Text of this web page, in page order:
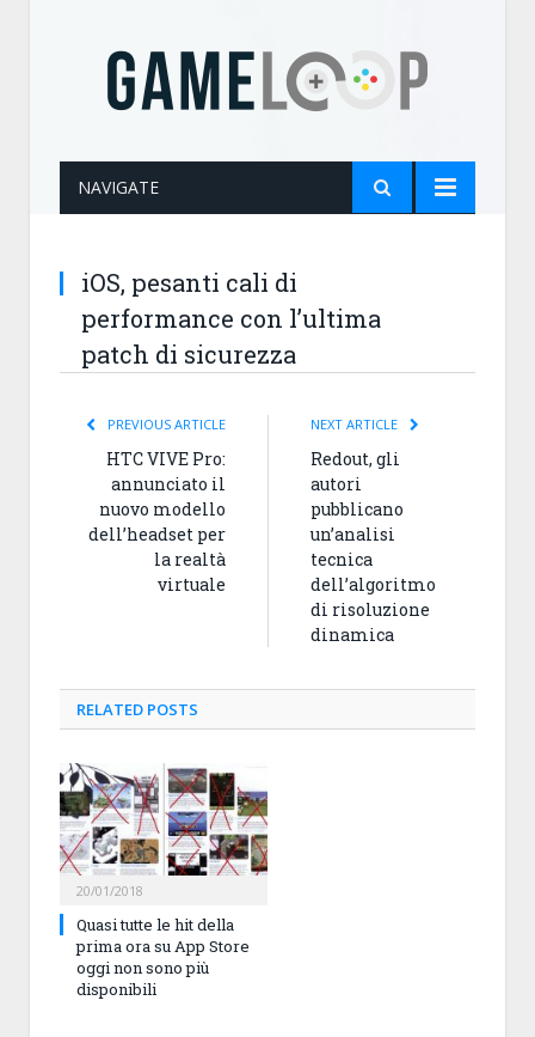
NAVIGATE
iOS, pesanti cali di
performance con l’ultima
patch di sicurezza
PREVIOUS ARTICLE
HTC VIVE Pro:
annunciato il
nuovo modello
dell’headset per
la realtà
virtuale
NEXT ARTICLE
Redout, gli
autori
pubblicano
un’analisi
tecnica
dell’algoritmo
di risoluzione
dinamica
RELATED POSTS
20/01/2018
Quasi tutte le hit della
prima ora su App Store
oggi non sono più
disponibili